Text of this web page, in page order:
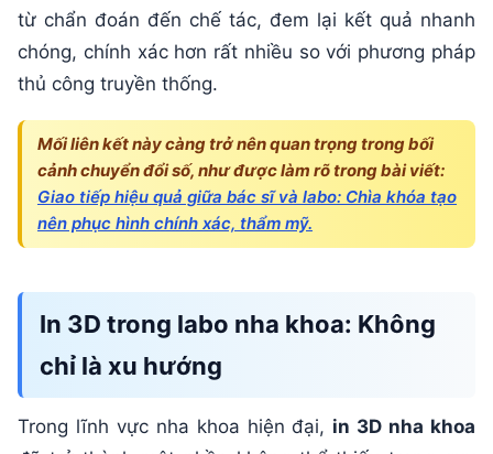
từ chẩn đoán đến chế tác, đem lại kết quả nhanh
chóng, chính xác hơn rất nhiều so với phương pháp
thủ công truyền thống.
Mối liên kết này càng trở nên quan trọng trong bối
cảnh chuyển đổi số, như được làm rõ trong bài viết:
Giao tiếp hiệu quả giữa bác sĩ và labo: Chìa khóa tạo
nên phục hình chính xác, thẩm mỹ.
In 3D trong labo nha khoa: Không
chỉ là xu hướng
Trong lĩnh vực nha khoa hiện đại, in 3D nha khoa